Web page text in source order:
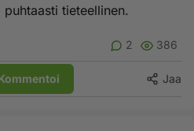
tieteellinen.
2 386
Jaa